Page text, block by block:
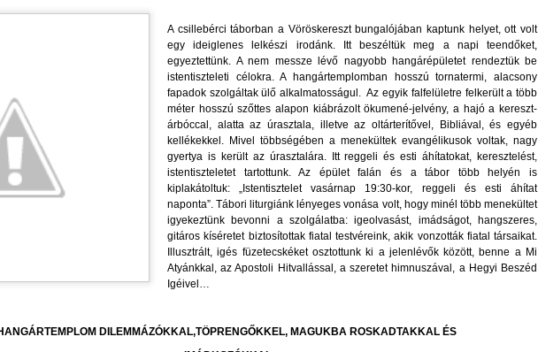
A csillebérci táborban a Vöröskereszt bungalójában kaptunk helyet, ott volt
egy ideiglenes lelkészi irodánk. Itt beszéltük meg a napi teendőket,
egyeztettünk. A nem messze lévő nagyobb hangárépületet rendeztük be
istentiszteleti célokra. A hangártemplomban hosszú tornatermi, alacsony
fapadok szolgáltak ülő alkalmatosságul. Az egyik falfelületre felkerült a több
méter hosszú szőttes alapon kiábrázolt ökumené-jelvény, a hajó a kereszt-
árbóccal, alatta az úrasztala, illetve az oltárterítővel, Bibliával, és egyéb
kellékekkel. Mivel többségében a menekültek evangélikusok voltak, nagy
gyertya is került az úrasztalára. Itt reggeli és esti áhítatokat, keresztelést,
istentiszteletet tartottunk. Az épület falán és a tábor több helyén is
kiplakátoltuk: „Istentisztelet vasárnap 19:30-kor, reggeli és esti áhítat
naponta”. Tábori liturgiánk lényeges vonása volt, hogy minél több menekültet
igyekeztünk bevonni a szolgálatba: igeolvasást, imádságot, hangszeres,
gitáros kíséretet biztosítottak fiatal testvéreink, akik vonzották fiatal társaikat.
Illusztrált, igés füzetecskéket osztottunk ki a jelenlévők között, benne a Mi
Atyánkkal, az Apostoli Hitvallással, a szeretet himnuszával, a Hegyi Beszéd
Igéivel…
DILEMMÁZÓKKAL,TÖPRENGŐKKEL, MAGUKBA ROSKADTAKKAL ÉS
a Prédikáció/Prédikátorok Vasárnapjának beiktatása,
országos és helyi szinten. Az Úr vezesse átgondolásunkat,
döntésünket, az Ő ügye javára. Imaáldásokkal és a Lélektől kapott
MIKOR LESZ AZ IGE EGYHÁZÁBAN PRÉDIKÁCIÓ
ÉS PRÉDIKÁTOR VASÁRNAP?
LESZ AZ IGE EGYHÁZÁBAN PRÉDIKÁCIÓ ÉS PRÉDIKÁTOR
az igét, állj elő vele alkalmas és alkalmatlan időben,
fedj, buzdíts teljes béketűréssel és tanítással
titeket hallgat, engem hallgat, és aki titeket megvet,
vet meg; és aki engem vet meg, azt veti meg,
MIKOR LESZ AZ IGE EGYHÁZÁBAN PRÉDIKÁCIÓ
ÉS PRÉDIKÁTOR VASÁRNAP?